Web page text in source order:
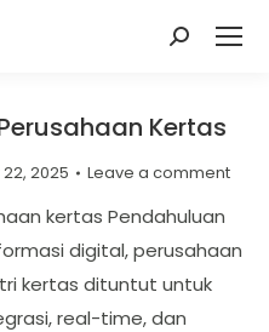
Search:
Kertas
2025 Leave a comment
kertas Pendahuluan
digital, perusahaan
kertas dituntut untuk
real-time, dan